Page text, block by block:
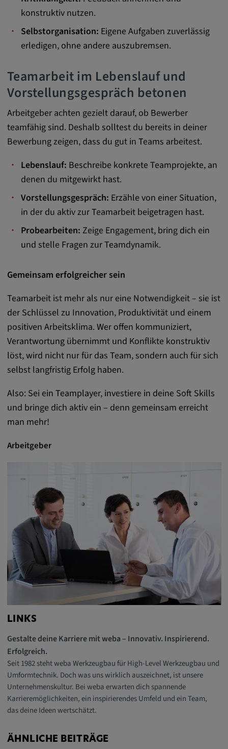
konstruktiv nutzen.
Selbstorganisation: Eigene Aufgaben zuverlässig
erledigen, ohne andere auszubremsen.
Teamarbeit im Lebenslauf und
Vorstellungsgespräch betonen
Arbeitgeber achten gezielt darauf, ob Bewerber
teamfähig sind. Deshalb solltest du bereits in deiner
Bewerbung zeigen, dass du gut in Teams arbeitest.
Lebenslauf: Beschreibe konkrete Teamprojekte, an
denen du mitgewirkt hast.
Vorstellungsgespräch: Erzähle von einer Situation,
in der du aktiv zur Teamarbeit beigetragen hast.
Probearbeiten: Zeige Engagement, bring dich ein
und stelle Fragen zur Teamdynamik.
Gemeinsam erfolgreicher sein
Teamarbeit ist mehr als nur eine Notwendigkeit – sie ist
der Schlüssel zu Innovation, Produktivität und einem
positiven Arbeitsklima. Wer offen kommuniziert,
Verantwortung übernimmt und Konflikte konstruktiv
löst, wird nicht nur für das Team, sondern auch für sich
selbst langfristig Erfolg haben.
Also: Sei ein Teamplayer, investiere in deine Soft Skills
und bringe dich aktiv ein – denn gemeinsam erreicht
man mehr!
Arbeitgeber
LINKS
Gestalte deine Karriere mit weba – Innovativ. Inspirierend.
Erfolgreich.
Seit 1982 steht weba Werkzeugbau für High-Level Werkzeugbau und
Umformtechnik. Doch was uns wirklich auszeichnet, ist unsere
Unternehmenskultur. Bei weba erwarten dich spannende
Karrieremöglichkeiten, ein inspirierendes Umfeld und ein Team,
das deine Ideen wertschätzt.
ÄHNLICHE BEITRÄGE
Medien"
Statistik Cookies sammeln anonyme
Informationen über das Nutzerverhalten.
Diese Informationen helfen uns, das
Verhalten unserer Nutzer auf unserer
Webseite besser zu verstehen.
_pk_id.*, _pk_ses.*
Name:
_pk_id.*, _pk_ses.*
Anbieter:
Google LLC
Verhalten der Besucher auf der Website
Cookie Laufzeit: